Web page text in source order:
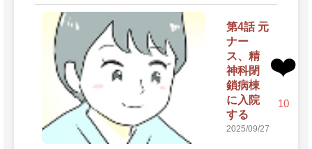
第4話 元
ナー
ス、精
神科閉
鎖病棟
に入院
する
2025/09/27
❤️
10